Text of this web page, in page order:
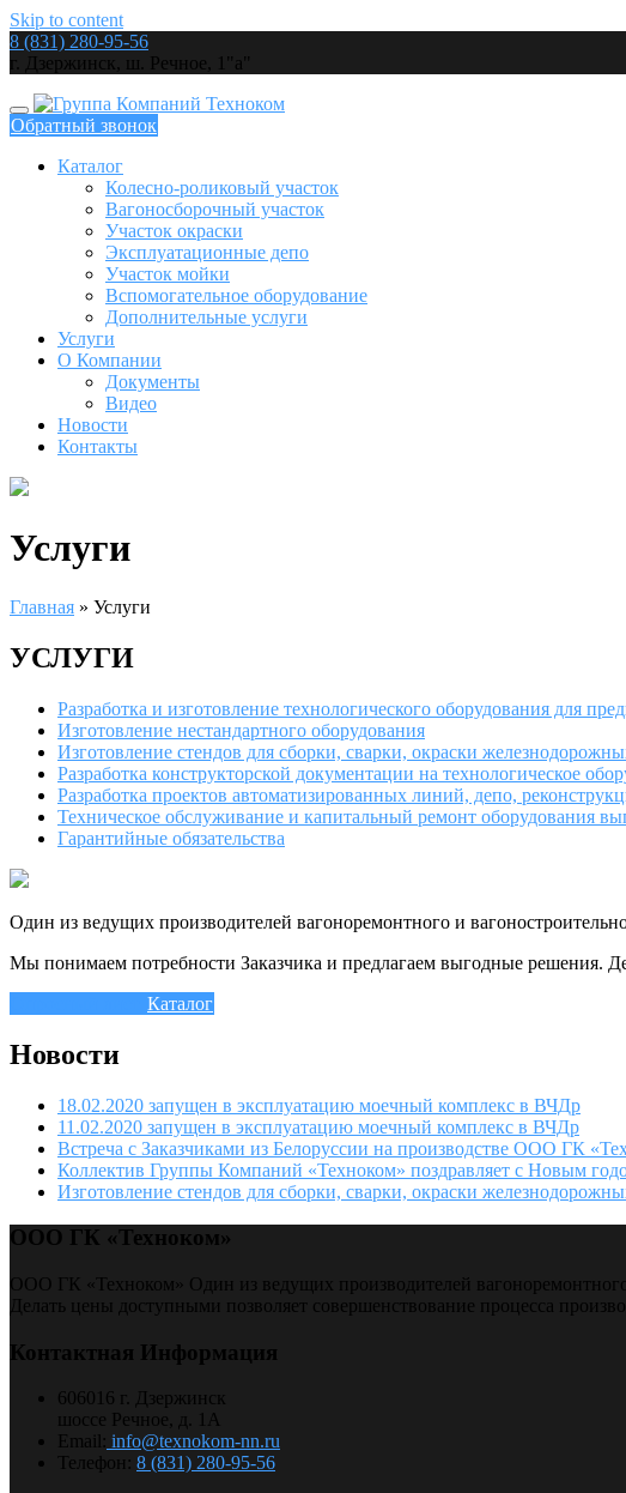
Skip to content
8 (831) 280-95-56
г. Дзержинск, ш. Речное, 1"а"
Обратный звонок
Каталог
Колесно-роликовый участок
Вагоносборочный участок
Участок окраски
Эксплуатационные депо
Участок мойки
Вспомогательное оборудование
Дополнительные услуги
Услуги
О Компании
Документы
Видео
Новости
Контакты
Услуги
Главная » Услуги
УСЛУГИ
Разработка и изготовление технологического оборудования для
Изготовление нестандартного оборудования
Изготовление стендов для сборки, сварки, окраски
Разработка конструкторской документации на технологическое
Разработка проектов автоматизированных линий, депо,
Техническое обслуживание и капитальный ремонт оборудования
Гарантийные обязательства
Один из ведущих производителей вагоноремонтного и
Мы понимаем потребности Заказчика и предлагаем выгодные решения.
Каталог
Новости
18.02.2020 запущен в эксплуатацию моечный комплекс в ВЧДр
11.02.2020 запущен в эксплуатацию моечный комплекс в ВЧДр
Встреча с Заказчиками из Белоруссии на производстве ООО ГК
Коллектив Группы Компаний «Техноком» поздравляет с Новым
Изготовление стендов для сборки, сварки, окраски
ООО ГК «Техноком»
ООО ГК «Техноком» Один из ведущих производителей
Делать цены доступными позволяет совершенствование процесса
Контактная Информация
606016 г. Дзержинск
шоссе Речное, д. 1А
Email: info@texnokom-nn.ru
Телефон: 8 (831) 280-95-56